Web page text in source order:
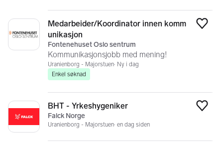
Medarbeider/Koordinator innen komm
unikasjon
Fontenehuset Oslo sentrum
Kommunikasjonsjobb med mening!
Uranienborg - Majorstuen Ny i dag
Enkel søknad
BHT - Yrkeshygeniker
Falck Norge
Uranienborg - Majorstuen en dag siden